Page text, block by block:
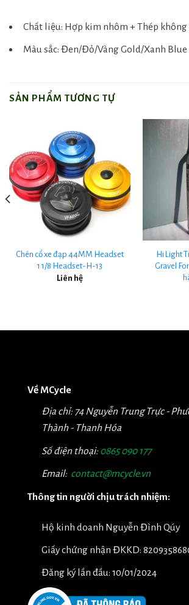
Chất liệu: Hợp kim nhôm + Thép không
Màu sắc: Đen/Đỏ/Vàng Gold/Xanh Blue
SẢN PHẨM TƯƠNG TỰ
Chén cổ xe đạp 44MM Headset
1 1/8 Headset-H-13
Liên hệ
Hi Light
Gravel
Về MCycle
Địa chỉ: 74 Nguyễn Trung Trực -
Thành - Thanh Hóa
Số điện thoại: 0865 090 177
Email: contact@mcycle.vn
Thông tin người chịu trách nhiệm:
Hộ kinh doanh Nguyễn Đình Qúy
Giấy chứng nhận ĐKKD:
Đăng ký lần đầu: 10/01/2024